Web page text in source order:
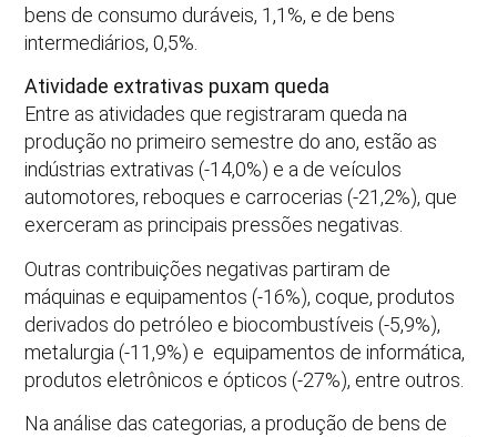
bens de consumo duráveis, 1,1%, e de bens
intermediários, 0,5%.
Atividade extrativas puxam queda
Entre as atividades que registraram queda na
produção no primeiro semestre do ano, estão as
indústrias extrativas (-14,0%) e a de veículos
automotores, reboques e carrocerias (-21,2%), que
exerceram as principais pressões negativas.
Outras contribuições negativas partiram de
máquinas e equipamentos (-16%), coque, produtos
derivados do petróleo e biocombustíveis (-5,9%),
metalurgia (-11,9%) e equipamentos de informática,
produtos eletrônicos e ópticos (-27%), entre outros.
Na análise das categorias, a produção de bens de